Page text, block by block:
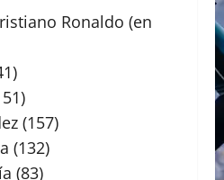
Ronaldo (en
(157)
(132)
(83)